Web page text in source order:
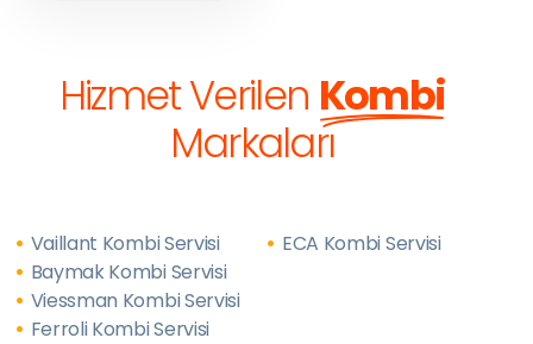
Hizmet Verilen Kombi
Markaları
Vaillant Kombi Servisi
ECA Kombi Servisi
Baymak Kombi Servisi
Viessman Kombi Servisi
Ferroli Kombi Servisi